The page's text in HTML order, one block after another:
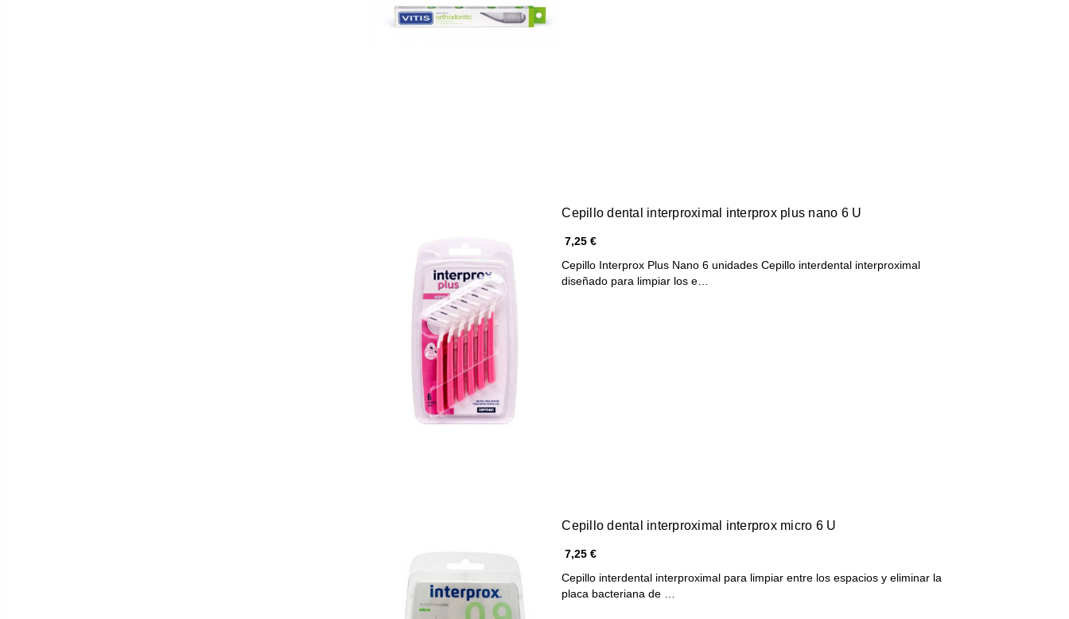
Cepillo dental interproximal interprox plus nano 6 U
7,25 €
Cepillo Interprox Plus Nano 6 unidades Cepillo interdental interproximal
diseñado para limpiar los e…
Cepillo dental interproximal interprox micro 6 U
7,25 €
Cepillo interdental interproximal para limpiar entre los espacios y eliminar la
placa bacteriana de …